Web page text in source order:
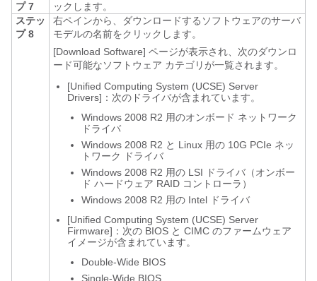
プ 7
ックします。
ステッ
プ 8
右ペインから、ダウンロードするソフトウェアのサーバ
モデルの名前をクリックします。
[Download Software] ページが表示され、次のダウンロ
ード可能なソフトウェア カテゴリが一覧されます。
[Unified Computing System (UCSE) Server
Drivers]：次のドライバが含まれています。
Windows 2008 R2 用のオンボード ネットワーク
ドライバ
Windows 2008 R2 と Linux 用の 10G PCIe ネッ
トワーク ドライバ
Windows 2008 R2 用の LSI ドライバ（オンボー
ド ハードウェア RAID コントローラ）
Windows 2008 R2 用の Intel ドライバ
[Unified Computing System (UCSE) Server
Firmware]：次の BIOS と CIMC のファームウェア
イメージが含まれています。
Double-Wide BIOS
Single-Wide BIOS